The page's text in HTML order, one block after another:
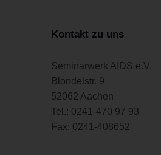
Kontakt zu uns
Seminarwerk AIDS e.V.
Blondelstr. 9
52062 Aachen
Tel.: 0241-470 97 93
Fax: 0241-408652